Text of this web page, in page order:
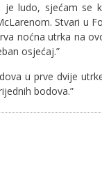
ludo, sjećam se
Stvari u
noćna utrka na
osjećaj.”
u prve dvije
bodova.”